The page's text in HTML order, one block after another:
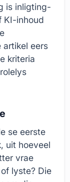
is inligting-
KI-inhoud
artikel eers
kriteria
se eerste
uit hoeveel
vrae
lyste? Die